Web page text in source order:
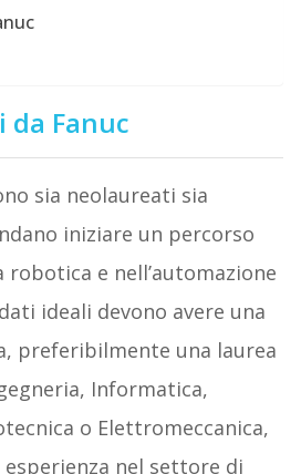
da Fanuc
sia neolaureati sia
iniziare un percorso
robotica e nell’automazione
ideali devono avere una
preferibilmente una laurea
Informatica,
o Elettromeccanica,
nel settore di